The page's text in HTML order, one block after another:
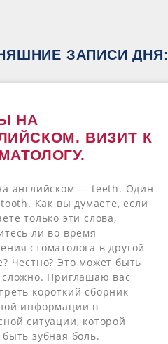
ЗАПИСИ ДНЯ:
НА
ВИЗИТ К
английском — teeth. Один
Как вы думаете, если
только эти слова,
ли во время
стоматолога в другой
Честно? Это может быть
Приглашаю вас
короткий сборник
информации в
ситуации, которой
зубная боль.